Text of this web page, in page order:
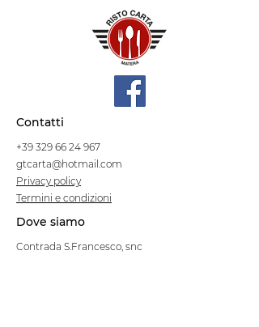
Contatti
+39 329 66 24 967
gtcarta@hotmail.com
Privacy policy
Termini e condizioni
Dove siamo
Contrada S.Francesco, snc